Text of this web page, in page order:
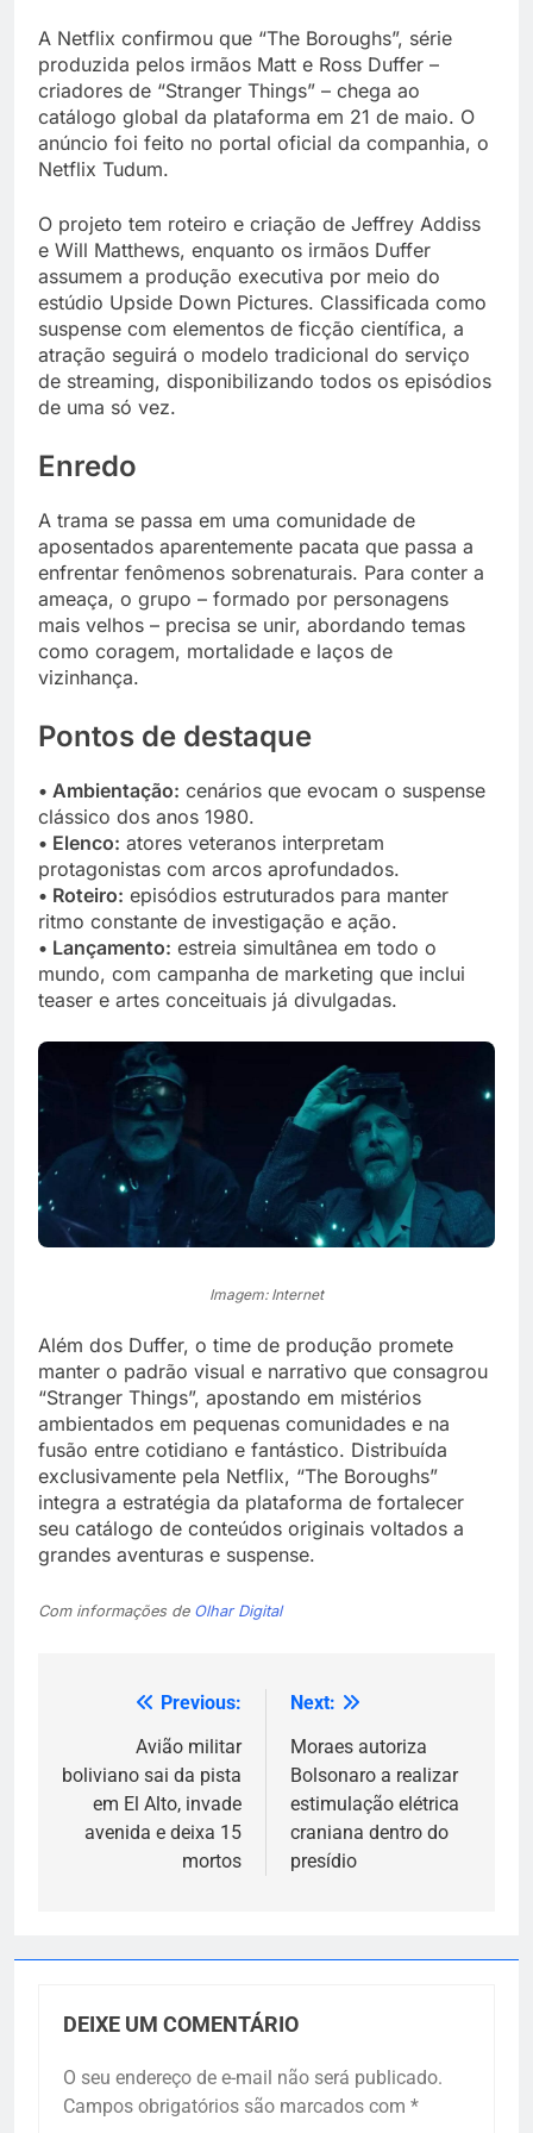
A Netflix confirmou que “The Boroughs”, série
produzida pelos irmãos Matt e Ross Duffer –
criadores de “Stranger Things” – chega ao
catálogo global da plataforma em 21 de maio. O
anúncio foi feito no portal oficial da companhia, o
Netflix Tudum.
O projeto tem roteiro e criação de Jeffrey Addiss
e Will Matthews, enquanto os irmãos Duffer
assumem a produção executiva por meio do
estúdio Upside Down Pictures. Classificada como
suspense com elementos de ficção científica, a
atração seguirá o modelo tradicional do serviço
de streaming, disponibilizando todos os episódios
de uma só vez.
Enredo
A trama se passa em uma comunidade de
aposentados aparentemente pacata que passa a
enfrentar fenômenos sobrenaturais. Para conter a
ameaça, o grupo – formado por personagens
mais velhos – precisa se unir, abordando temas
como coragem, mortalidade e laços de
vizinhança.
Pontos de destaque
• Ambientação: cenários que evocam o suspense
clássico dos anos 1980.
• Elenco: atores veteranos interpretam
protagonistas com arcos aprofundados.
• Roteiro: episódios estruturados para manter
ritmo constante de investigação e ação.
• Lançamento: estreia simultânea em todo o
mundo, com campanha de marketing que inclui
teaser e artes conceituais já divulgadas.
Imagem: Internet
Além dos Duffer, o time de produção promete
manter o padrão visual e narrativo que consagrou
“Stranger Things”, apostando em mistérios
ambientados em pequenas comunidades e na
fusão entre cotidiano e fantástico. Distribuída
exclusivamente pela Netflix, “The Boroughs”
integra a estratégia da plataforma de fortalecer
seu catálogo de conteúdos originais voltados a
grandes aventuras e suspense.
Com informações de Olhar Digital
Navegação
Post
Previous:
Avião militar
boliviano sai da pista
em El Alto, invade
avenida e deixa 15
mortos
Next:
Moraes autoriza
Bolsonaro a realizar
estimulação elétrica
craniana dentro do
presídio
DEIXE UM COMENTÁRIO
O seu endereço de e-mail não será publicado.
Campos obrigatórios são marcados com *